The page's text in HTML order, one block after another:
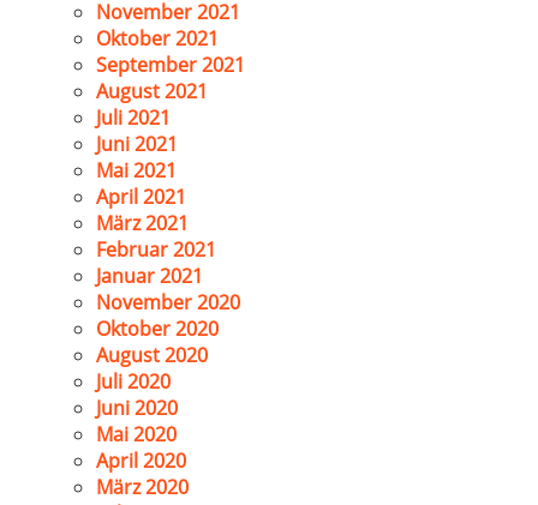
November 2021
Oktober 2021
September 2021
August 2021
Juli 2021
Juni 2021
Mai 2021
April 2021
März 2021
Februar 2021
Januar 2021
November 2020
Oktober 2020
August 2020
Juli 2020
Juni 2020
Mai 2020
April 2020
März 2020